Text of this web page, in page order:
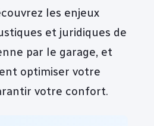
les enjeux
et juridiques de
par le garage, et
optimiser votre
votre confort.